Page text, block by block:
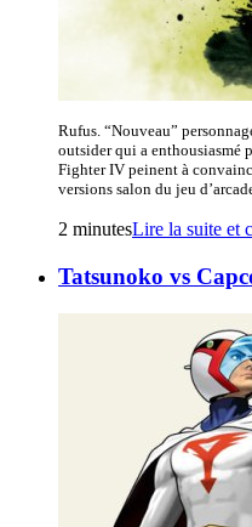
Rufus. “Nouveau”
outsider qui a enthousiasmé
Fighter IV peinent à
versions salon du jeu
2 minutesLire la suite et
Tatsunoko vs